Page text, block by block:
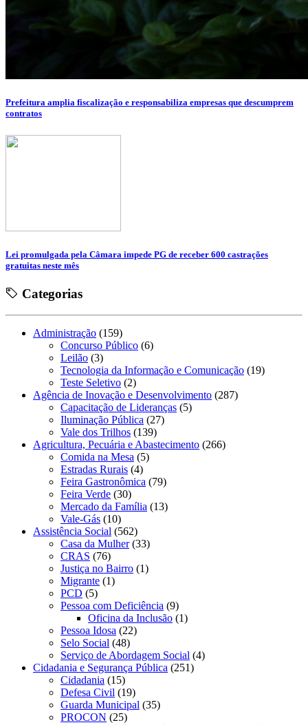
Prefeitura amplia fiscalização e responsabiliza empresas que descumprem
contratos
Lei promulgada pela Câmara impede PG de receber 600 castrações
gratuitas neste mês
Categorias
Administração (159)
Concurso Público (6)
Leilão (3)
Tecnologia da Informação e Comunicação (19)
Teste Seletivo (2)
Agência de Inovação e Desenvolvimento (287)
Capacitação de Lideranças (5)
Iluminação Pública (27)
Vale dos Trilhos (139)
Agricultura, Pecuária e Abastecimento (266)
Comida na Mesa (5)
Estradas Rurais (4)
Feira Gastronômica (79)
Feira Verde (30)
Mercado da Família (13)
Vale-Gás (10)
Assistência Social (562)
Casa da Mulher(33)
CRAS (76)
Justiça no Bairro (1)
Migrante (1)
PCD (5)
Pessoa com Deficiência (9)
Oficina da Inclusão (1)
Pessoa Idosa (22)
Selo Social (48)
Serviço de Abordagem Social (4)
Cidadania e Segurança Pública (251)
Cidadania (15)
Defesa Civil (19)
Guarda Municipal (35)
PROCON (25)